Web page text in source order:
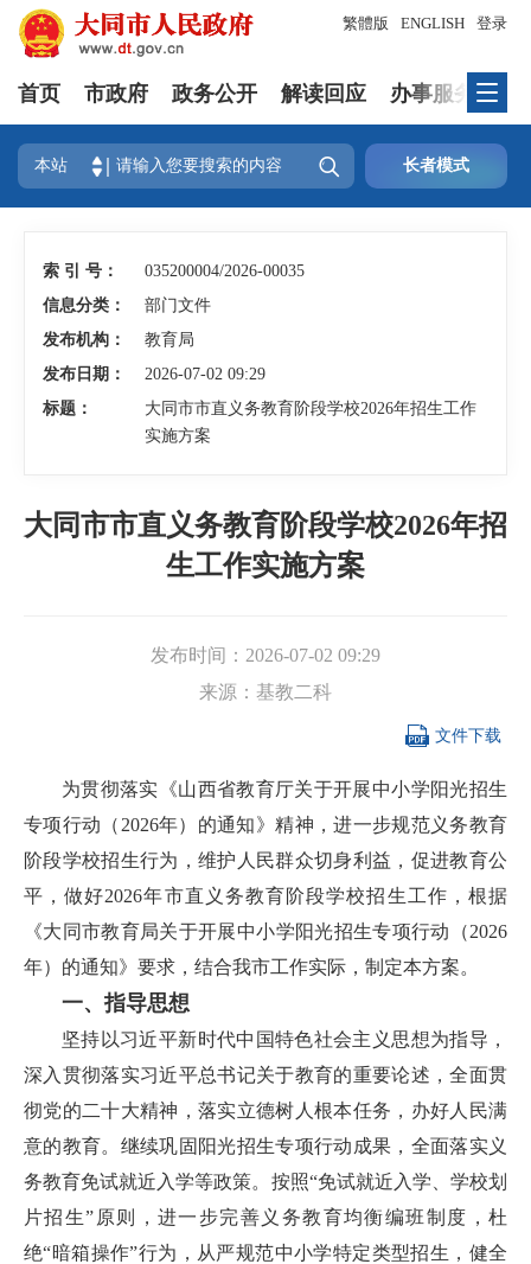
登录
繁體版 ENGLISH
首页 市政府 政务公开 解读回应 办事服务
本站  长者模式
索 引 号：
035200004/2026-00035
信息分类：
部门文件
发布机构：
教育局
发布日期：
2026-07-02 09:29
标题：
大同市市直义务教育阶段学校2026年招生工作
实施方案
大同市市直义务教育阶段学校2026年招
生工作实施方案
发布时间： 2026-07-02 09:29
来源： 基教二科
 文件下载
为贯彻落实《山西省教育厅关于开展中小学阳光招生
专项行动（2026年）的通知》精神，进一步规范义务教育
阶段学校招生行为，维护人民群众切身利益，促进教育公
平，做好2026年市直义务教育阶段学校招生工作，根据
《大同市教育局关于开展中小学阳光招生专项行动（2026
年）的通知》要求，结合我市工作实际，制定本方案。
一、指导思想
坚持以习近平新时代中国特色社会主义思想为指导，
深入贯彻落实习近平总书记关于教育的重要论述，全面贯
彻党的二十大精神，落实立德树人根本任务，办好人民满
意的教育。继续巩固阳光招生专项行动成果，全面落实义
务教育免试就近入学等政策。按照“免试就近入学、学校划
片招生”原则，进一步完善义务教育均衡编班制度，杜
绝“暗箱操作”行为，从严规范中小学特定类型招生，健全